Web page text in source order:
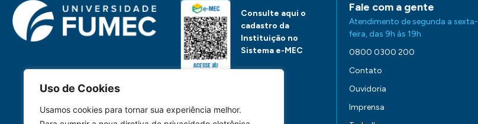
Uso de Cookies
Usamos cookies para tornar sua experiência melhor.
Consulte aqui o
cadastro da
Instituição no
Sistema e-MEC
Fale com a gente
Atendimento de segunda a sexta-
feira, das 9h às 19h
0800 0300 200
Contato
Ouvidoria
Imprensa